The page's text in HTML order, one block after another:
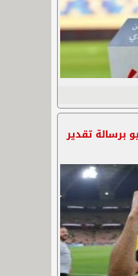
برسالة تقدير